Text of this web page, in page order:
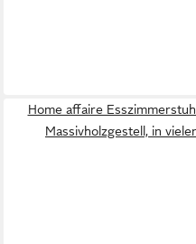
Home affaire
Massivholzgestell, in